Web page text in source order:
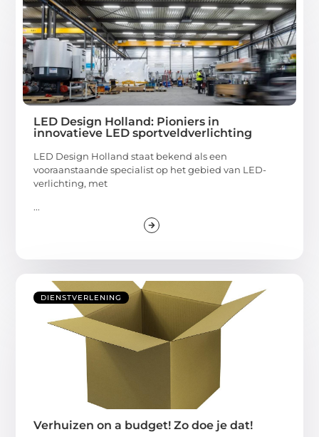
LED Design Holland: Pioniers in
innovatieve LED sportveldverlichting
LED Design Holland staat bekend als een
vooraanstaande specialist op het gebied van LED-
verlichting, met
...
DIENSTVERLENING
Verhuizen on a budget! Zo doe je dat!